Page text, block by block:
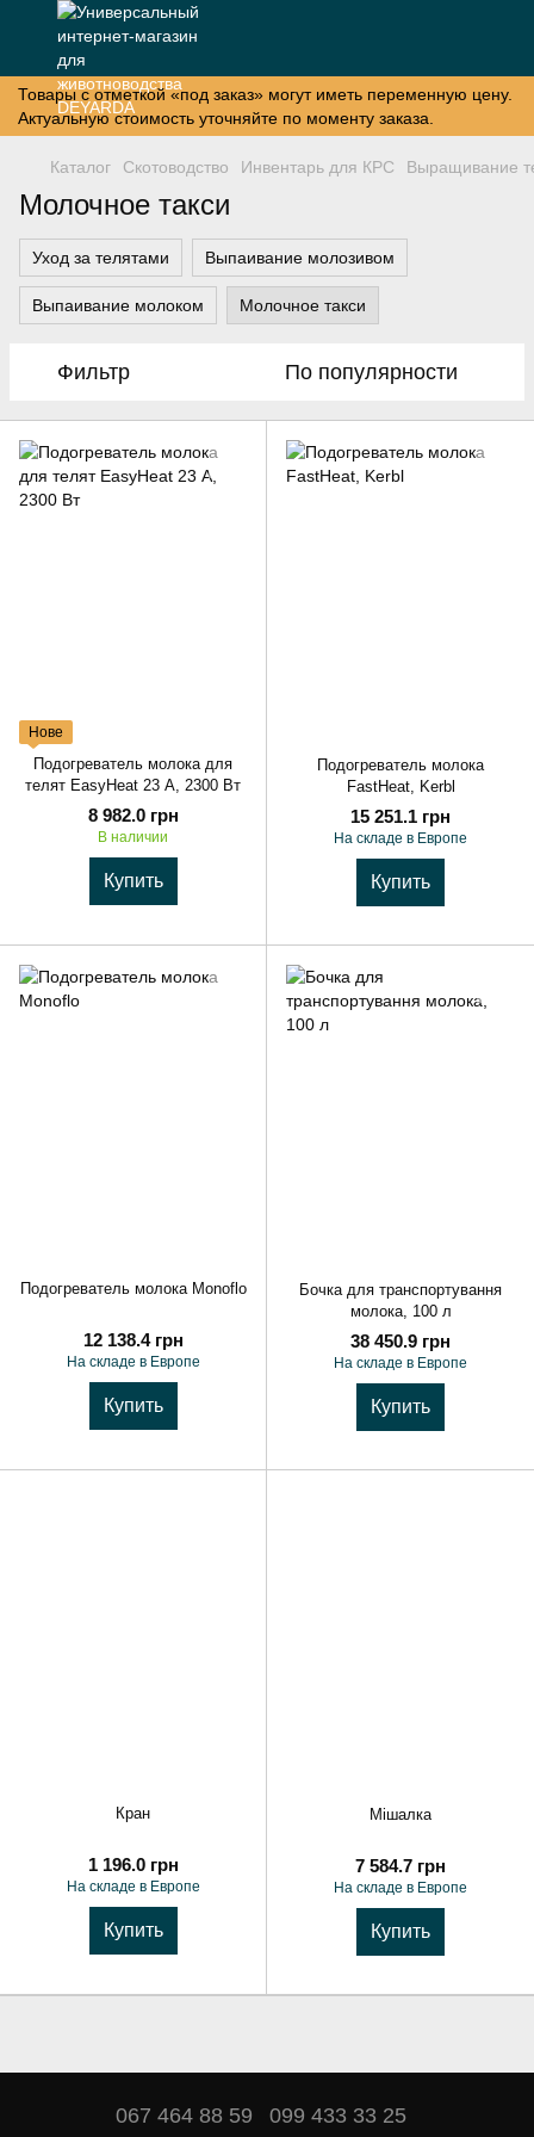
Товары с отметкой «под заказ» могут иметь переменную цену.
Актуальную стоимость уточняйте по моменту заказа.
Каталог Скотоводство Инвентарь для КРС Выращивание
Молочное такси
Уход за телятами Выпаивание молозивом
Выпаивание молоком Молочное такси
Фильтр По популярности
Нове
Подогреватель молока для
телят EasyHeat 23 А, 2300 Вт
8 982.0 грн
В наличии
Купить
Подогреватель молока
FastHeat, Kerbl
15 251.1 грн
На складе в Европе
Купить
Подогреватель молока Monoflo
12 138.4 грн
На складе в Европе
Купить
Бочка для транспортування
молока, 100 л
38 450.9 грн
На складе в Европе
Купить
Кран
1 196.0 грн
На складе в Европе
Купить
Мішалка
7 584.7 грн
На складе в Европе
Купить
067 464 88 59 099 433 33 25